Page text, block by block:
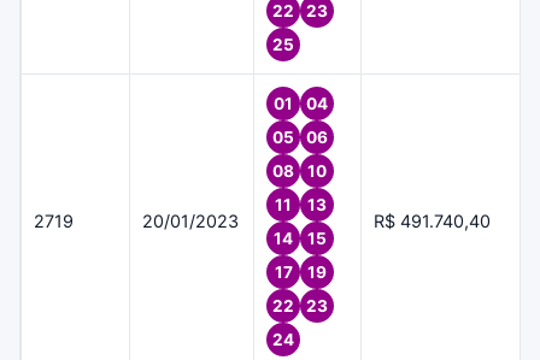
22
23
25
2719 20/01/2023
01
04
05
06
08
10
11
13
14
15
17
19
22
23
24
R$ 491.740,40